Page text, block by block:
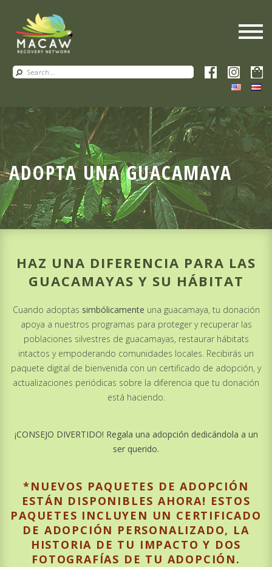
ADOPTA UNA GUACAMAYA
HAZ UNA DIFERENCIA PARA LAS
GUACAMAYAS Y SU HÁBITAT
Cuando adoptas simbólicamente una guacamaya, tu donación
apoya a nuestros programas para proteger y recuperar las
poblaciones silvestres de guacamayas, restaurar hábitats
intactos y empoderando comunidades locales. Recibirás un
paquete digital de bienvenida con un certificado de adopción, y
actualizaciones periódicas sobre la diferencia que tu donación
está haciendo.
¡CONSEJO DIVERTIDO! Regala una adopción dedicándola a un
ser querido.
*NUEVOS PAQUETES DE ADOPCIÓN
ESTÁN DISPONIBLES AHORA! ESTOS
PAQUETES INCLUYEN UN CERTIFICADO
DE ADOPCIÓN PERSONALIZADO, LA
HISTORIA DE TU IMPACTO Y DOS
FOTOGRAFÍAS DE TU ADOPCIÓN.